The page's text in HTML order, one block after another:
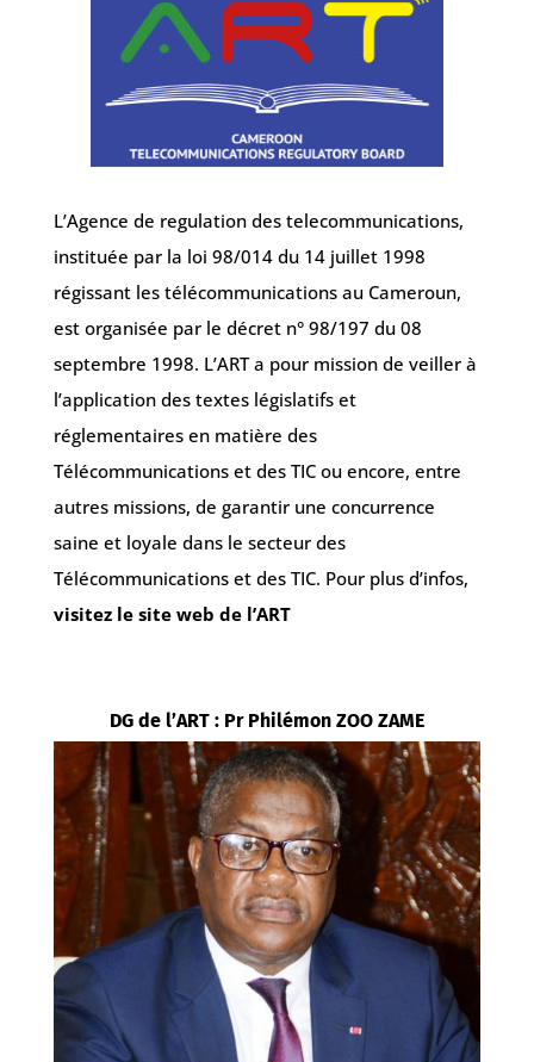
L’Agence de regulation des telecommunications,
instituée par la loi 98/014 du 14 juillet 1998
régissant les télécommunications au Cameroun,
est organisée par le décret n° 98/197 du 08
septembre 1998. L’ART a pour mission de veiller à
l’application des textes législatifs et
réglementaires en matière des
Télécommunications et des TIC ou encore, entre
autres missions, de garantir une concurrence
saine et loyale dans le secteur des
Télécommunications et des TIC. Pour plus d’infos,
visitez le site web de l’ART
DG de l’ART : Pr Philémon ZOO ZAME